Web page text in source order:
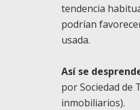
tendencia
podrían
usada.
Así se
por Sociedad de
inmobiliarios).